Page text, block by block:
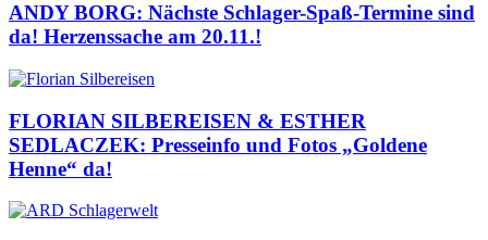
ANDY BORG: Nächste Schlager-Spaß-Termine sind
da! Herzenssache am 20.11.!
FLORIAN SILBEREISEN & ESTHER
SEDLACZEK: Presseinfo und Fotos „Goldene
Henne“ da!